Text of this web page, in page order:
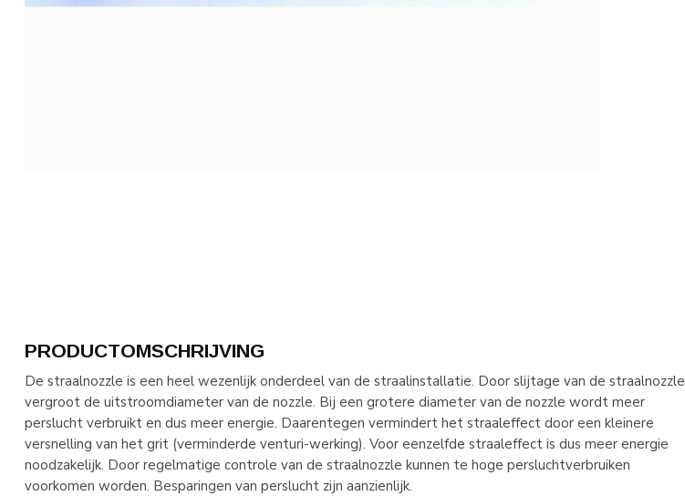
PRODUCTOMSCHRIJVING
De straalnozzle is een heel wezenlijk onderdeel van de straalinstallatie. Door slijtage van de straalnozzle
vergroot de uitstroomdiameter van de nozzle. Bij een grotere diameter van de nozzle wordt meer
perslucht verbruikt en dus meer energie. Daarentegen vermindert het straaleffect door een kleinere
versnelling van het grit (verminderde venturi-werking). Voor eenzelfde straaleffect is dus meer energie
noodzakelijk. Door regelmatige controle van de straalnozzle kunnen te hoge persluchtverbruiken
voorkomen worden. Besparingen van perslucht zijn aanzienlijk.